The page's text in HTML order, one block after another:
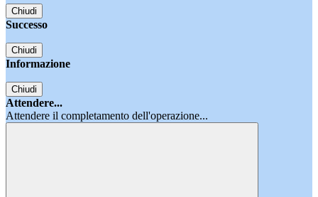
Chiudi
Successo
Chiudi
Informazione
Chiudi
Attendere...
Attendere il completamento dell'operazione...